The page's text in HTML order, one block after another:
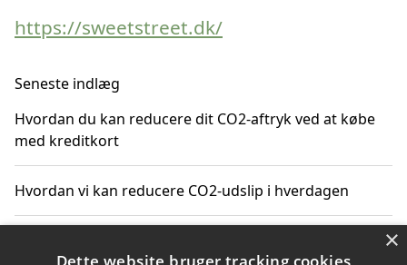
https://sweetstreet.dk/
Seneste indlæg
Hvordan du kan reducere dit CO2-aftryk ved at købe
med kreditkort
Hvordan vi kan reducere CO2-udslip i hverdagen
×